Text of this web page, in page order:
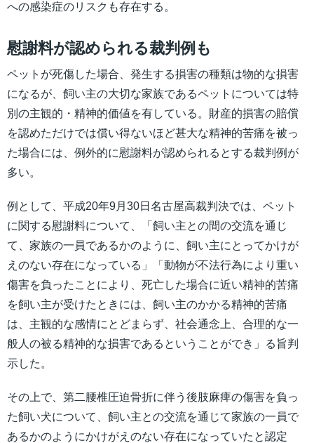
への感染症のリスクも存在する。
慰謝料が認められる裁判例も
ペットが死傷した場合、発生する損害の種類は物的な損害
になるが、飼い主の大切な家族であるペットについては特
別の主観的・精神的価値を有している。財産的損害の賠償
を認めただけでは償い得ないほど甚大な精神的苦痛を被っ
た場合には、例外的に慰謝料が認められるとする裁判例が
多い。
例として、平成20年9月30日名古屋高裁判決では、ペット
に関する慰謝料について、「飼い主との間の交流を通じ
て、家族の一員であるかのように、飼い主にとってかけが
えのない存在になっている」「動物が不法行為により重い
傷害を負ったことにより、死亡した場合に近い精神的苦痛
を飼い主が受けたときには、飼い主のかかる精神的苦痛
は、主観的な感情にとどまらず、社会通念上、合理的な一
般人の被る精神的な損害であるということができ」る旨判
示した。
その上で、第二腰椎圧迫骨折に伴う後肢麻痺の傷害を負っ
た飼い犬について、飼い主との交流を通じて家族の一員で
あるかのようにかけがえのない存在になっていたと認定